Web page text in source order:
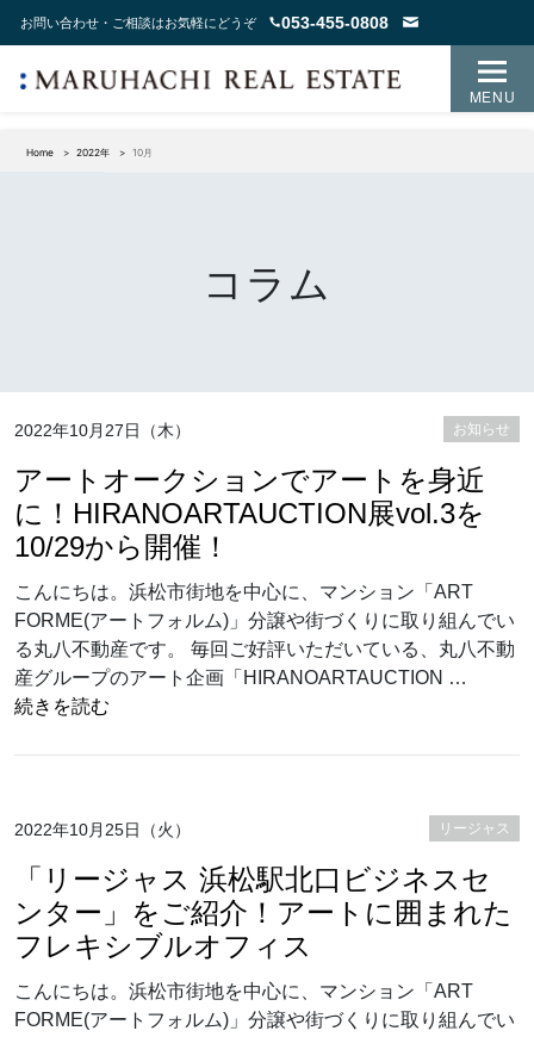
お問い合わせ・ご相談はお気軽にどうぞ 053-455-0808
MENU
Home 2022年 10月
コラム
2022年10月27日（木） お知らせ
アートオークションでアートを身近
に！HIRANOARTAUCTION展vol.3を
10/29から開催！
こんにちは。浜松市街地を中心に、マンション「ART
FORME(アートフォルム)」分譲や街づくりに取り組んでい
る丸八不動産です。 毎回ご好評いただいている、丸八不動
産グループのアート企画「HIRANOARTAUCTION …
続きを読む
2022年10月25日（火） リージャス
「リージャス 浜松駅北口ビジネスセ
ンター」をご紹介！アートに囲まれた
フレキシブルオフィス
こんにちは。浜松市街地を中心に、マンション「ART
FORME(アートフォルム)」分譲や街づくりに取り組んでい